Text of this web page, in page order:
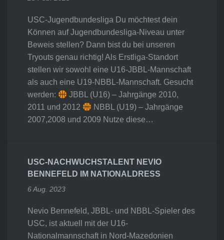
USC-Jugendbundesliga Du möchtest dein
Können auf Jugendbundesliga-Niveau unter
Beweis stellen? Dann bist du bei unseren
Tryouts genau richtig! Als Erstliga-Standort
stellen wir sowohl eine U16-JBBL-Mannschaft
als auch eine U19-NBBL-Mannschaft. Gesucht
werden:
JBBL (U16) – Jahrgänge 2010,
2011 und 2012
NBBL (U19) – Jahrgänge
2007,2008 und 2009 Nutze diese…
USC-NACHWUCHSTALENT NEVIO
BENNEFELD IM NATIONALDRESS
6 Aug. 2023
Nevio Bennefeld, JBBL- und NBBL-Spieler des
USC, ist aktuell mit der U16-
Nationalmannschaft in Nord-Mazedonien